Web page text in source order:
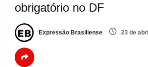
obrigatório no DF
Expressão Brasiliense 23 de